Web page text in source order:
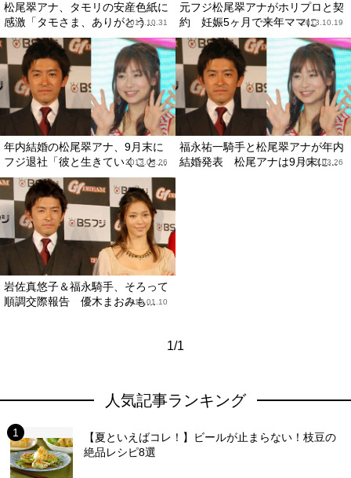
松尾翠アナ、タモリの安産色紙に
感激「タモさま、ありがとう...
2013.10.31
元フジ松尾翠アナがホリプロと契
約 妊娠5ヶ月で来年ママに2013.10.19
年内結婚の松尾翠アナ、9月末に
フジ退社「彼と生きていくこと...
2013.03.26
福永祐一騎手と松尾翠アナが年内
結婚発表 松尾アナは9月末に...
2013.03.26
岩佐真悠子＆福永騎手、そろって
順調交際報告 優木まおみも...
2013.01.10
1/1
人気記事ランキング
【夏といえばコレ！】ビールが止まらない！枝豆の
絶品レシピ8選